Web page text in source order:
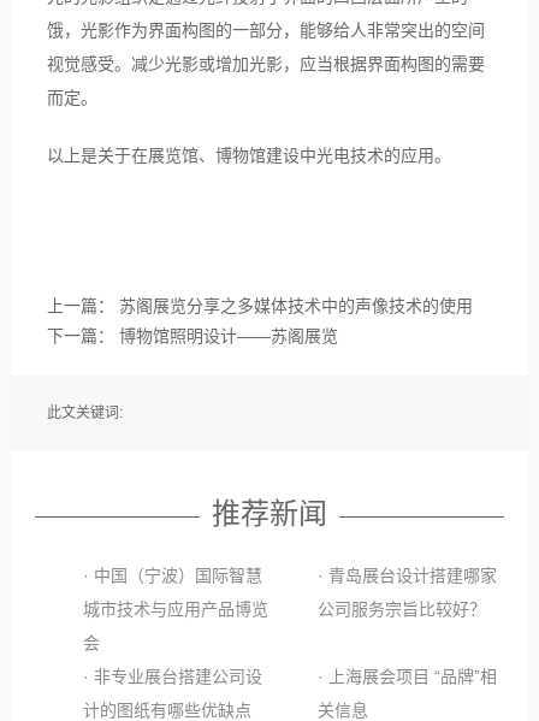
饿，光影作为界面构图的一部分，能够给人非常突出的空间
视觉感受。减少光影或增加光影，应当根据界面构图的需要
而定。
以上是关于在展览馆、博物馆建设中光电技术的应用。
上一篇： 苏阁展览分享之多媒体技术中的声像技术的使用
下一篇： 博物馆照明设计——苏阁展览
此文关键词:
推荐新闻
· 中国（宁波）国际智慧
城市技术与应用产品博览
会
· 青岛展台设计搭建哪家
公司服务宗旨比较好？
· 非专业展台搭建公司设
计的图纸有哪些优缺点
· 上海展会项目 “品牌”相
关信息